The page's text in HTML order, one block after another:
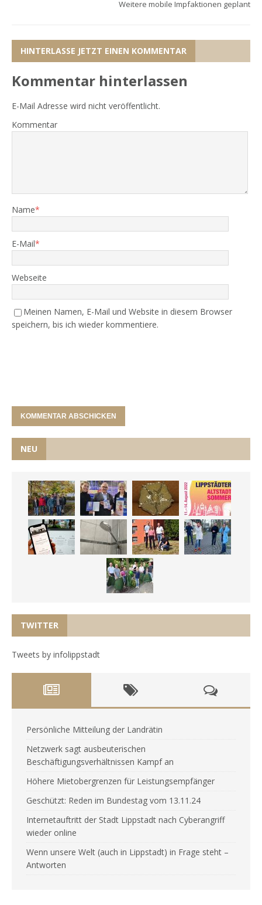
Weitere mobile Impfaktionen geplant
HINTERLASSE JETZT EINEN KOMMENTAR
Kommentar hinterlassen
E-Mail Adresse wird nicht veröffentlicht.
Kommentar
Name*
E-Mail*
Webseite
Meinen Namen, E-Mail und Website in diesem Browser
speichern, bis ich wieder kommentiere.
NEU
TWITTER
Tweets by infolippstadt
Persönliche Mitteilung der Landrätin
Netzwerk sagt ausbeuterischen
Beschäftigungsverhältnissen Kampf an
Höhere Mietobergrenzen für Leistungsempfänger
Geschützt: Reden im Bundestag vom 13.11.24
Internetauftritt der Stadt Lippstadt nach Cyberangriff
wieder online
Wenn unsere Welt (auch in Lippstadt) in Frage steht –
Antworten